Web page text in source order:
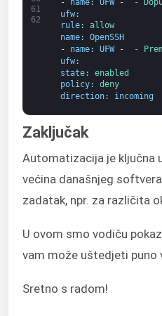
61
62
- name: UFW - -
ufw:
rule:
allow
name:
OpenSSH
-
name: UFW - -
ufw:
state:
enabled
policy:
deny
direction: incoming
Zaključak
Automatizacija je ključna
većina današnjeg
zadatak, npr. za različita
U ovom smo vodiču
vam može uštedjeti puno
Sretno s radom!